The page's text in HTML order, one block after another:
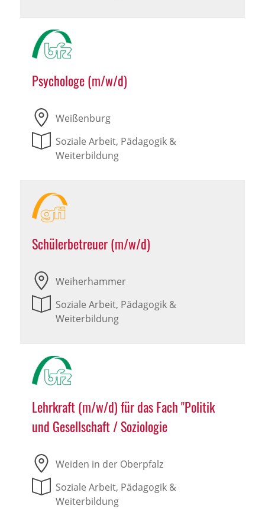
Psychologe (m/w/d)
Weißenburg
Soziale Arbeit, Pädagogik &
Weiterbildung
Schülerbetreuer (m/w/d)
Weiherhammer
Soziale Arbeit, Pädagogik &
Weiterbildung
Lehrkraft (m/w/d) für das Fach "Politik
und Gesellschaft / Soziologie
Weiden in der Oberpfalz
Soziale Arbeit, Pädagogik &
Weiterbildung